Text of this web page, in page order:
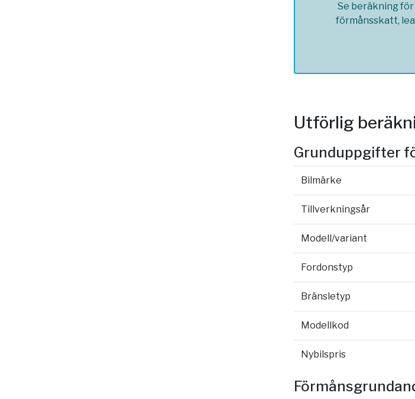
Se beräkning för
förmånsskatt,
Utförlig
Grunduppgifter
Bilmärke
Tillverkningsår
Modell/variant
Fordonstyp
Bränsletyp
Modellkod
Nybilspris